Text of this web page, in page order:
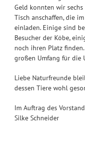
Geld konnten wir
Tisch anschaffen, die
einladen. Einige sind
Besucher der Köbe,
noch ihren Platz
großen Umfang für die
Liebe Naturfreunde
dessen Tiere wohl
Im Auftrag des
Silke Schneider